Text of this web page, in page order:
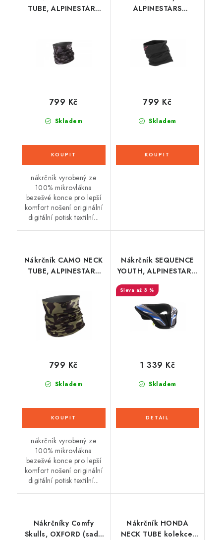
TUBE, ALPINESTARS
Skladem
799 Kč
nákrčník vyrobený ze
100% mikrovlákna
bezešvé konce pro lepší
komfort nošení originální
digitální potisk textilní...
ALPINESTARS
Skladem
799 Kč
Nákrčník CAMO NECK
TUBE, ALPINESTARS
černá)
Skladem
799 Kč
nákrčník vyrobený ze
100% mikrovlákna
bezešvé konce pro lepší
komfort nošení originální
digitální potisk textilní...
Nákrčník SEQUENCE
YOUTH, ALPINESTARS,
dětský
(černá/modrá/bílá)
2026
až 3 %
Skladem
1 339 Kč
Nákrčníky Comfy
Skulls, OXFORD (sada
Nákrčník HONDA
NECK TUBE kolekce,